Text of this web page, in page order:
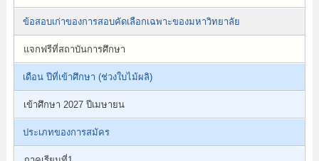
ข้อสอบเก่าของการสอบคัดเลือกเฉพาะของมหาวิทยาลัย
แจกฟรีที่สถาบันการศึกษา
เดือน ปีที่เข้าศึกษา (ช่วงใบไม้ผลิ)
เข้าศึกษา 2027 ปีเมษายน
ประเภทของการสมัคร